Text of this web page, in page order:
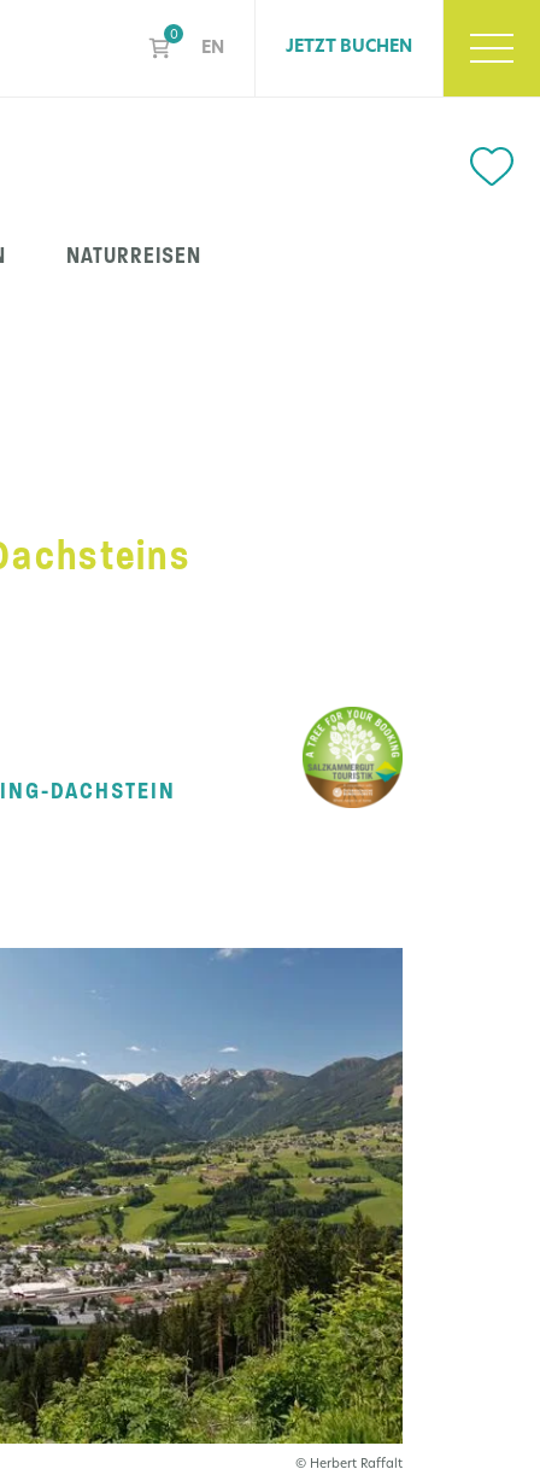
0
EN JETZT BUCHEN
NATURREISEN
DACHSTEIN
© Herbert Raffalt